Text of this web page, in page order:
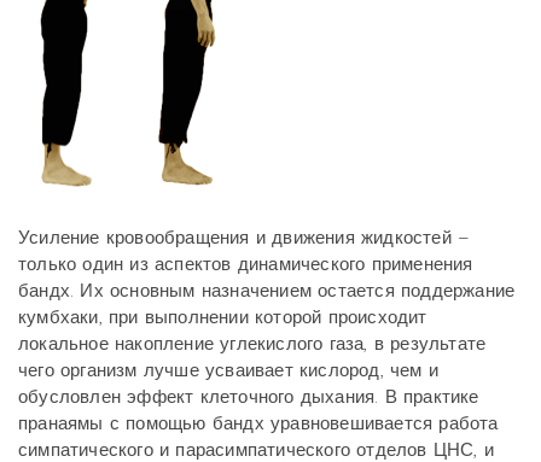
Усиление кровообращения и движения жидкостей –
только один из аспектов динамического применения
бандх. Их основным назначением остается поддержание
кумбхаки, при выполнении которой происходит
локальное накопление углекислого газа, в результате
чего организм лучше усваивает кислород, чем и
обусловлен эффект клеточного дыхания. В практике
пранаямы с помощью бандх уравновешивается работа
симпатического и парасимпатического отделов ЦНС, и